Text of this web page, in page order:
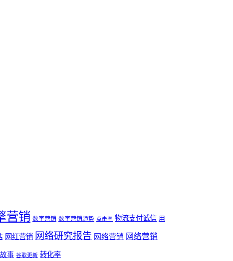
营销 数字营销 数字营销趋势 点击率 物流支付诚信 用
网红营销 网络研究报告 网络营销 网络营销
事 谷歌更新 转化率